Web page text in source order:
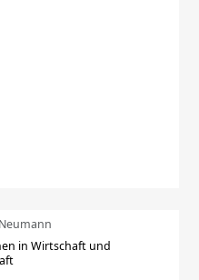
in Wirtschaft und